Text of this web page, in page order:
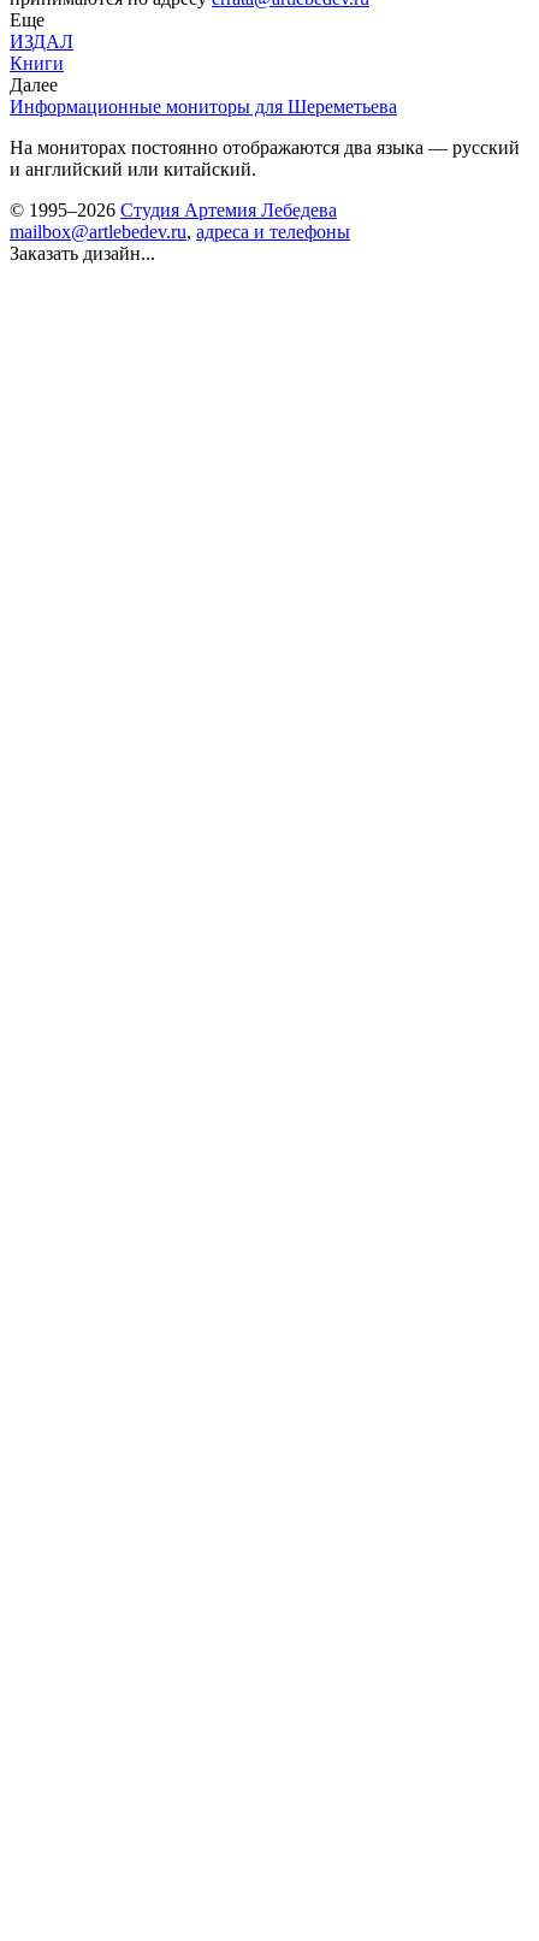
Еще
ИЗДАЛ
Книги
Далее
Информационные мониторы для Шереметьева
На мониторах постоянно отображаются два языка — русский
и английский или китайский.
© 1995–2026 Студия Артемия Лебедева
mailbox@artlebedev.ru, адреса и телефоны
Заказать дизайн...